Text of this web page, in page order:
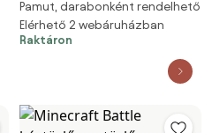
kéztörlő arctörlő, törölköző
35x65cm
Pamut, darabonként rendelhető
Elérhető 2 webáruházban
Raktáron